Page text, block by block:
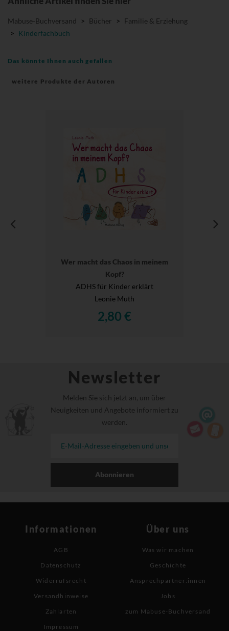
Mabuse-Buchversand > Bücher > Familie & Erziehung
> Kinderfachbuch
Das könnte Ihnen auch gefallen
weitere Produkte der Autoren
Wer macht das Chaos in meinem
Kopf?
ADHS für Kinder erklärt
Leonie Muth
2,80 €
Newsletter
Melden Sie sich jetzt an, um über
Neuigkeiten und Angebote informiert zu
werden.
Abonnieren
Informationen
AGB
Datenschutz
Widerrufsrecht
Versandhinweise
Zahlarten
Impressum
Über uns
Was wir machen
Geschichte
Ansprechpartner:innen
Jobs
zum Mabuse-Buchversand